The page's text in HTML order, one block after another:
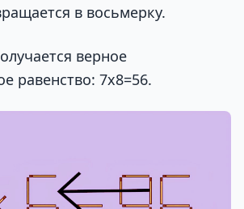
в восьмерку.
верное
равенство: 7х8=56.